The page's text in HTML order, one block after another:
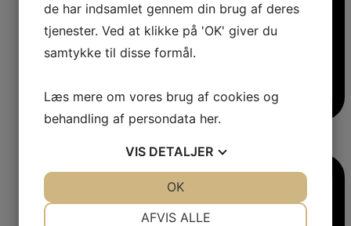
Vinkøleskabe
Vinkøleskabe
de har indsamlet gennem din brug af deres
tjenester. Ved at klikke på 'OK' giver du
samtykke til disse formål.
Læs mere om vores brug af cookies og
behandling af persondata her.
VIS DETALJER
AFVIS ALLE
OK